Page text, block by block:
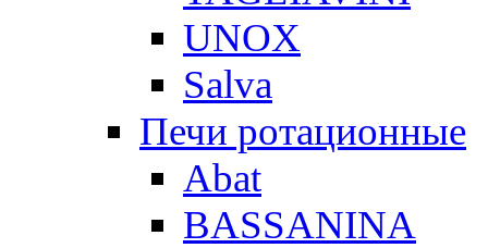
UNOX
Salva
Печи ротационные
Abat
BASSANINA